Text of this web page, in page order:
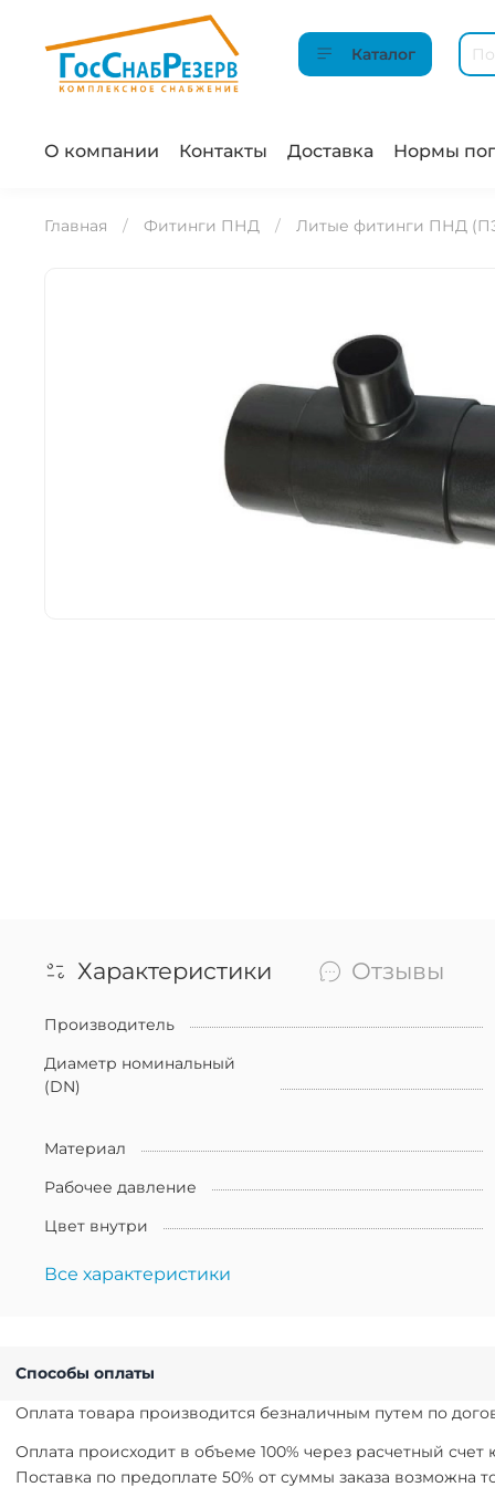
Каталог
О компании Контакты Доставка Нормы
Главная Фитинги ПНД Литые фитинги ПНД
Характеристики Отзывы
Производитель
Диаметр номинальный
(DN)
Материал
Рабочее давление
Цвет внутри
Все характеристики
Способы оплаты
Оплата товара производится безналичным путем по
Оплата происходит в объеме 100% через расчетный
Поставка по предоплате 50% от суммы заказа